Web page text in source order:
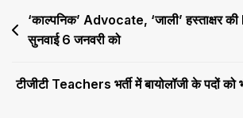
Post
navigation
‘काल्पनिक’ Advocate, ‘जाली’ हस्ताक्षर
सुनवाई 6 जनवरी को
टीजीटी Teachers भर्ती में बायोलॉजी के पदों को